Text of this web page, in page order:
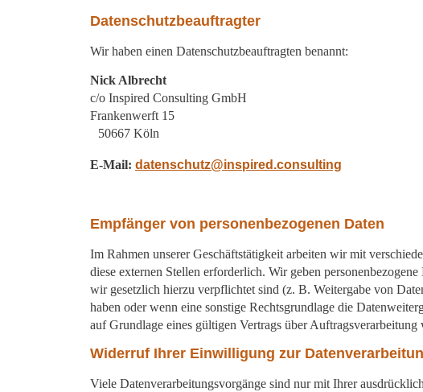
Datenschutzbeauftragter
Wir haben einen Datenschutzbeauftragten benannt:
Nick Albrecht
c/o Inspired Consulting GmbH
Frankenwerft 15
50667 Köln
E-Mail: datenschutz@inspired.consulting
Empfänger von personenbezogenen Daten
Im Rahmen unserer Geschäftstätigkeit arbeiten wir mit
diese externen Stellen erforderlich. Wir geben
wir gesetzlich hierzu verpflichtet sind (z. B. Weitergabe von
haben oder wenn eine sonstige Rechtsgrundlage die
auf Grundlage eines gültigen Vertrags über
Widerruf Ihrer Einwilligung zur
Viele Datenverarbeitungsvorgänge sind nur mit Ihrer